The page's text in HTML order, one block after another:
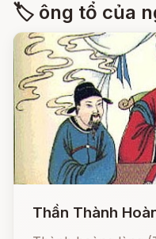
🏷 ông tổ của
Thần Thành